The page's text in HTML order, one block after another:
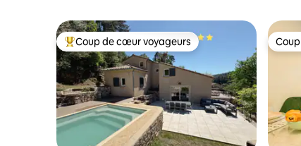
Coups de cœur voyageurs les plus appréciés
Coup de cœur voyageurs